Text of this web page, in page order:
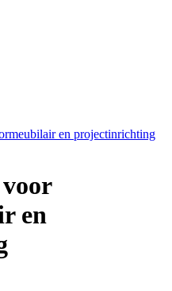
en projectinrichting
en